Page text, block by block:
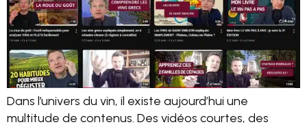
Dans l’univers du vin, il existe aujourd’hui une
multitude de contenus. Des vidéos courtes, des